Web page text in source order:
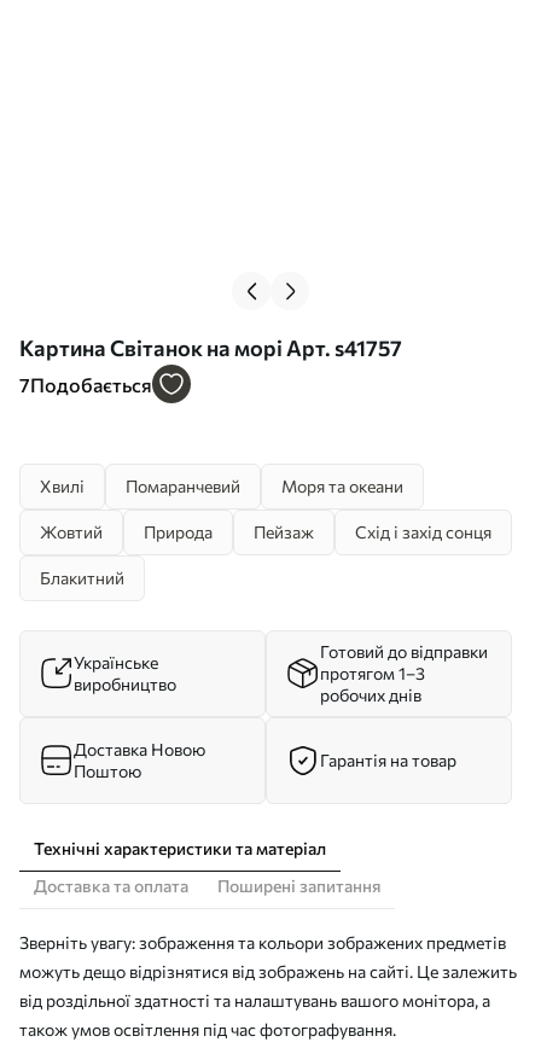
Картина Світанок на морі Арт. s41757
7Подобається
Хвилі Помаранчевий Моря та океани
Жовтий Природа Пейзаж Схід і захід сонця
Блакитний
Українське
виробництво
Готовий до відправки
протягом 1–3
робочих днів
Доставка Новою
Поштою
Гарантія на товар
Технічні характеристики та матеріал
Доставка та оплата
Поширені запитання
Зверніть увагу: зображення та кольори зображених предметів
можуть дещо відрізнятися від зображень на сайті. Це залежить
від роздільної здатності та налаштувань вашого монітора, а
також умов освітлення під час фотографування.